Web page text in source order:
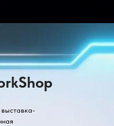
выставка-